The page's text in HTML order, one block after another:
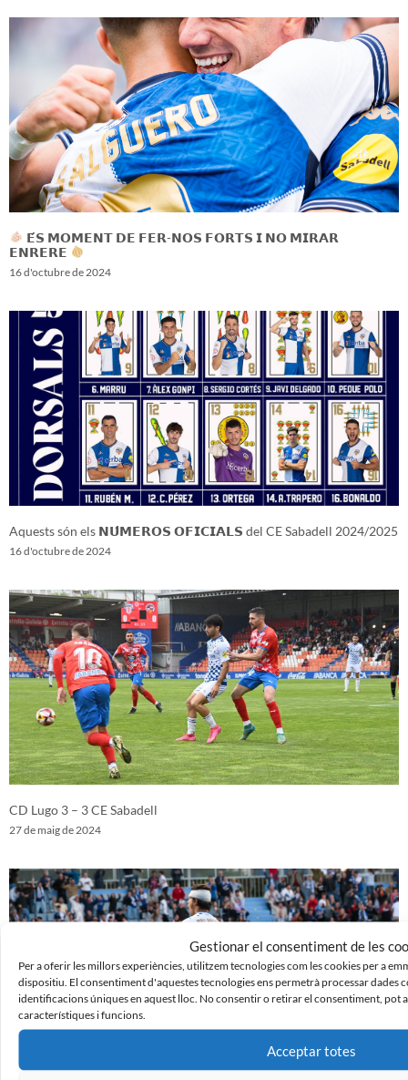
Gestionar el consentiment de les
Per a oferir les millors experiències, utilitzem tecnologies com les cookies per a
dispositiu. El consentiment d'aquestes tecnologies ens permetrà processar dades
identificacions úniques en aquest lloc. No consentir o retirar el consentiment, pot
característiques i funcions.
Acceptar totes
𝗘́𝗦 𝗠𝗢𝗠𝗘𝗡𝗧 𝗗𝗘 𝗙𝗘𝗥-𝗡𝗢𝗦 𝗙𝗢𝗥𝗧𝗦 𝗜 𝗡𝗢 𝗠𝗜𝗥𝗔𝗥
𝗘𝗡𝗥𝗘𝗥𝗘
16 d'octubre de 2024
Aquests són els 𝗡𝗨́𝗠𝗘𝗥𝗢𝗦 𝗢𝗙𝗜𝗖𝗜𝗔𝗟𝗦 del CE Sabadell 2024/2025
16 d'octubre de 2024
CD Lugo 3 – 3 CE Sabadell
27 de maig de 2024